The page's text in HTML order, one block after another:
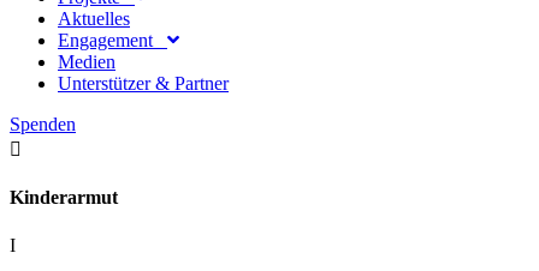
Aktuelles
Engagement
Medien
Unterstützer & Partner
Spenden

Kinderarmut
I